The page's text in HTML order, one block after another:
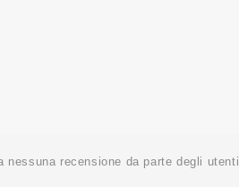
nessuna recensione da parte degli utenti.